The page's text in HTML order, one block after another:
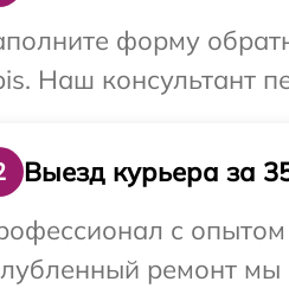
форму
Наш консультант
Выезд курьера за
с опытом
ремонт мы